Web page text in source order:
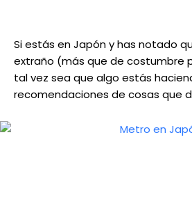
Si estás en Japón y has notado
extraño (más que de costumbre
tal vez sea que algo estás
recomendaciones de cosas que